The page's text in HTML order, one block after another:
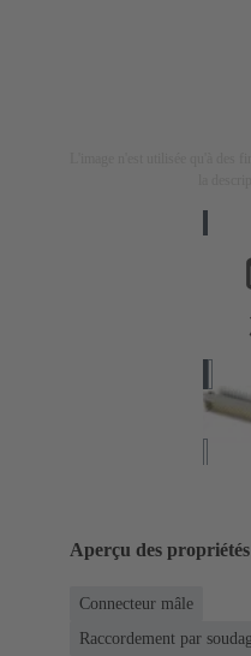
Aperçu des propriétés
Connecteur mâle
Raccordement par